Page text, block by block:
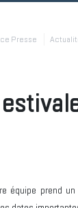
Presse
équipe prend